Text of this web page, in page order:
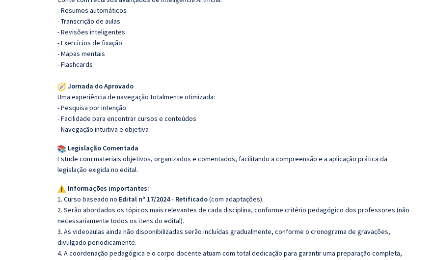
- Resumos automáticos
- Transcrição de aulas
- Revisões inteligentes
- Exercícios de fixação
- Mapas mentais
- Flashcards
Jornada do Aprovado
Uma experiência de navegação totalmente otimizada:
- Pesquisa por intenção
- Facilidade para encontrar cursos e conteúdos
- Navegação intuitiva e objetiva
Legislação Comentada
Estude com materiais objetivos, organizados e comentados, facilitando a compreensão e a aplicação prática da
legislação exigida no edital.
Informações importantes:
1. Curso baseado no Edital nº 17/2024 - Retificado(com adaptações).
2. Serão abordados os tópicos mais relevantes de cada disciplina, conforme critério pedagógico dos professores (não
necessariamente todos os itens do edital).
3. As videoaulas ainda não disponibilizadas serão incluídas gradualmente, conforme o cronograma de gravações,
divulgado periodicamente.
4. A coordenação pedagógica e o corpo docente atuam com total dedicação para garantir uma preparação completa,